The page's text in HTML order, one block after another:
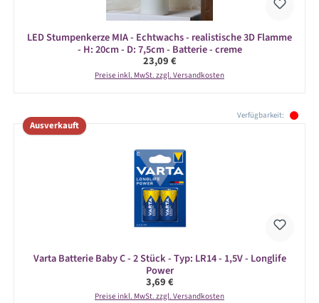
LED Stumpenkerze MIA - Echtwachs - realistische 3D Flamme
- H: 20cm - D: 7,5cm - Batterie - creme
Regulärer Preis:
23,09 €
Preise inkl. MwSt. zzgl. Versandkosten
Verfügbarkeit:
Ausverkauft
Varta Batterie Baby C - 2 Stück - Typ: LR14 - 1,5V - Longlife
Power
Regulärer Preis:
3,69 €
Preise inkl. MwSt. zzgl. Versandkosten